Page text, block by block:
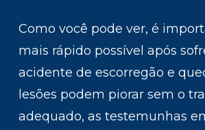
Como você pode ver, é
mais rápido possível após
acidente de escorregão e
lesões podem piorar sem o
adequado, as testemunhas